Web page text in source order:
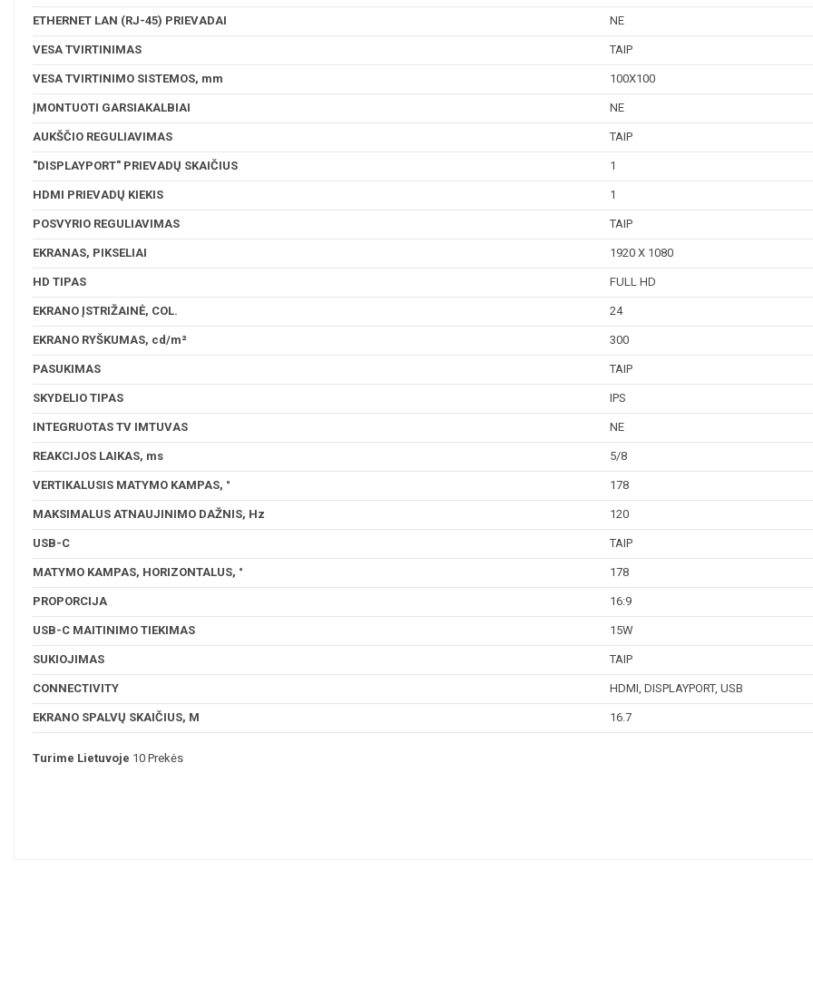
ETHERNET LAN (RJ-45) PRIEVADAI NE
VESA TVIRTINIMAS TAIP
VESA TVIRTINIMO SISTEMOS, mm 100X100
ĮMONTUOTI GARSIAKALBIAI NE
AUKŠČIO REGULIAVIMAS TAIP
"DISPLAYPORT" PRIEVADŲ SKAIČIUS 1
HDMI PRIEVADŲ KIEKIS 1
POSVYRIO REGULIAVIMAS TAIP
EKRANAS, PIKSELIAI 1920 X 1080
HD TIPAS FULL HD
EKRANO ĮSTRIŽAINĖ, COL. 24
EKRANO RYŠKUMAS, cd/m² 300
PASUKIMAS TAIP
SKYDELIO TIPAS IPS
INTEGRUOTAS TV IMTUVAS NE
REAKCIJOS LAIKAS, ms 5/8
VERTIKALUSIS MATYMO KAMPAS, ° 178
MAKSIMALUS ATNAUJINIMO DAŽNIS, Hz 120
USB-C TAIP
MATYMO KAMPAS, HORIZONTALUS, ° 178
PROPORCIJA 16:9
USB-C MAITINIMO TIEKIMAS 15W
SUKIOJIMAS TAIP
CONNECTIVITY HDMI, DISPLAYPORT, USB
EKRANO SPALVŲ SKAIČIUS, M 16.7
Turime Lietuvoje 10 Prekės